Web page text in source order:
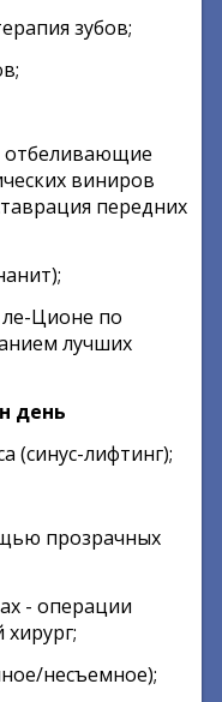
зубов;
отбеливающие
виниров
передних
Ционе по
лучших
день
(синус-лифтинг);
прозрачных
- операции
несъемное);